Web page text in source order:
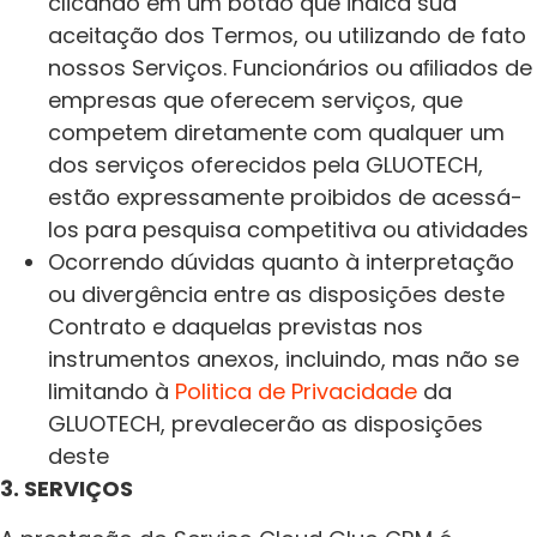
aceitação dos Termos, ou utilizando de fato
nossos Serviços. Funcionários ou aﬁliados de
empresas que oferecem serviços, que
competem diretamente com qualquer um
dos serviços oferecidos pela GLUOTECH,
estão expressamente proibidos de acessá-
los para pesquisa competitiva ou atividades
Ocorrendo dúvidas quanto à interpretação
ou divergência entre as disposições deste
Contrato e daquelas previstas nos
instrumentos anexos, incluindo, mas não se
limitando à Politica de Privacidade da
GLUOTECH, prevalecerão as disposições
deste
3. SERVIÇOS